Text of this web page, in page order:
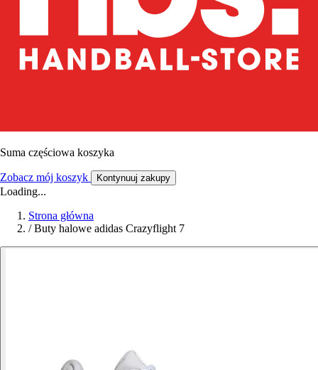
Suma częściowa koszyka
Zobacz mój koszyk Kontynuuj zakupy
Loading...
Strona główna
/ Buty halowe adidas Crazyflight 7